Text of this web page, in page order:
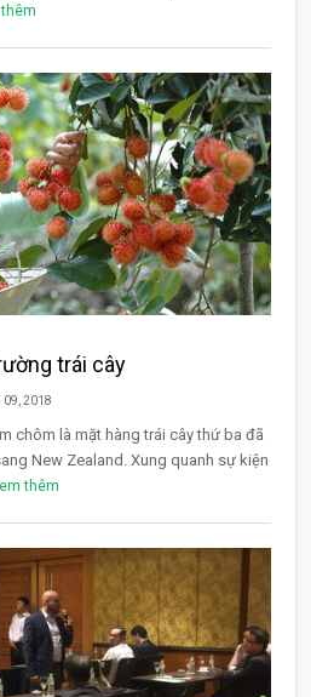
trái cây
09, 2018
chôm là mặt hàng trái cây thứ ba đã
New Zealand. Xung quanh sự kiện
thêm